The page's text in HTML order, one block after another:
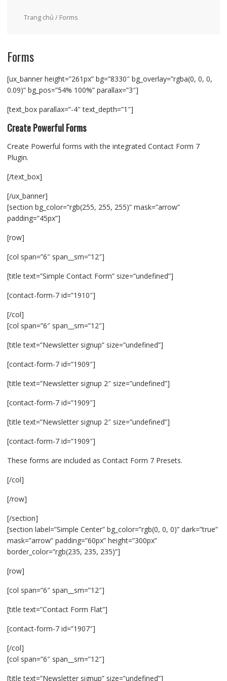
Trang chủ / Forms
Forms
[ux_banner height=”261px” bg=”8330″ bg_overlay=”rgba(0, 0, 0,
0.09)” bg_pos=”54% 100%” parallax=”3″]
[text_box parallax=”-4″ text_depth=”1″]
Create Powerful Forms
Create Powerful forms with the integrated Contact Form 7
Plugin.
[/text_box]
[/ux_banner]
[section bg_color=”rgb(255, 255, 255)” mask=”arrow”
padding=”45px”]
[row]
[col span=”6″ span__sm=”12″]
[title text=”Simple Contact Form” size=”undefined”]
[contact-form-7 id=”1910″]
[/col]
[col span=”6″ span__sm=”12″]
[title text=”Newsletter signup” size=”undefined”]
[contact-form-7 id=”1909″]
[title text=”Newsletter signup 2″ size=”undefined”]
[contact-form-7 id=”1909″]
[title text=”Newsletter signup 2″ size=”undefined”]
[contact-form-7 id=”1909″]
These forms are included as Contact Form 7 Presets.
[/col]
[/row]
[/section]
[section label=”Simple Center” bg_color=”rgb(0, 0, 0)” dark=”true”
mask=”arrow” padding=”60px” height=”300px”
border_color=”rgb(235, 235, 235)”]
[row]
[col span=”6″ span__sm=”12″]
[title text=”Contact Form Flat”]
[contact-form-7 id=”1907″]
[/col]
[col span=”6″ span__sm=”12″]
[title text=”Newsletter signup” size=”undefined”]